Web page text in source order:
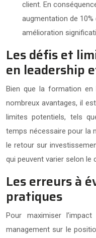
client. En
augmentation de
amélioration
Les défis et
en leadership
Bien que la formation
nombreux avantages, il
limites potentiels, tels
temps nécessaire pour la
le retour sur
qui peuvent varier selon le
Les erreurs à
pratiques
Pour maximiser
management sur le